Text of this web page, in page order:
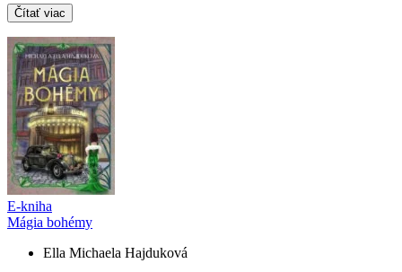
Čítať viac
E-kniha
Mágia bohémy
Ella Michaela Hajduková